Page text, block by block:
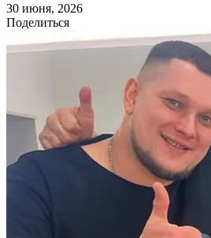
30 июня, 2026
Поделиться